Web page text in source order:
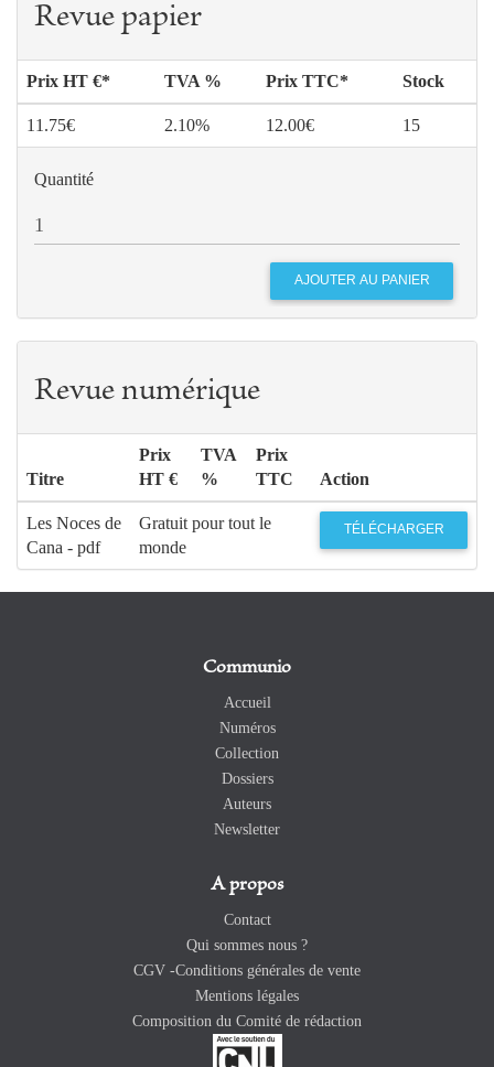
Revue papier
Prix HT €* TVA % Prix TTC* Stock
11.75€ 2.10% 12.00€ 15
Quantité
Revue numérique
Titre
Prix
HT €
TVA
%
Prix
TTC
Action
Les Noces de
Cana - pdf
Gratuit pour tout le
monde
TÉLÉCHARGER
Communio
Accueil
Numéros
Collection
Dossiers
Auteurs
Newsletter
A propos
Contact
Qui sommes nous ?
CGV -Conditions générales de vente
Mentions légales
Composition du Comité de rédaction